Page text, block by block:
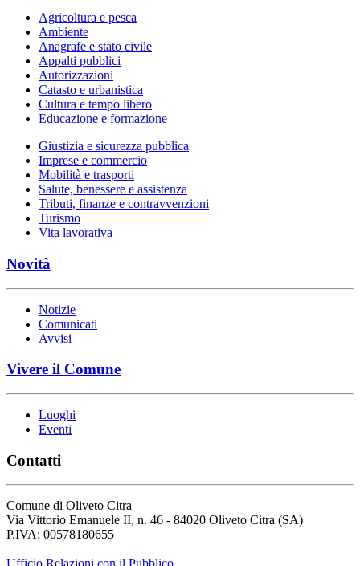
Agricoltura e pesca
Ambiente
Anagrafe e stato civile
Appalti pubblici
Autorizzazioni
Catasto e urbanistica
Cultura e tempo libero
Educazione e formazione
Giustizia e sicurezza pubblica
Imprese e commercio
Mobilità e trasporti
Salute, benessere e assistenza
Tributi, finanze e contravvenzioni
Turismo
Vita lavorativa
Novità
Notizie
Comunicati
Avvisi
Vivere il Comune
Luoghi
Eventi
Contatti
Comune di Oliveto Citra
Via Vittorio Emanuele II, n. 46 - 84020 Oliveto Citra (SA)
P.IVA: 00578180655